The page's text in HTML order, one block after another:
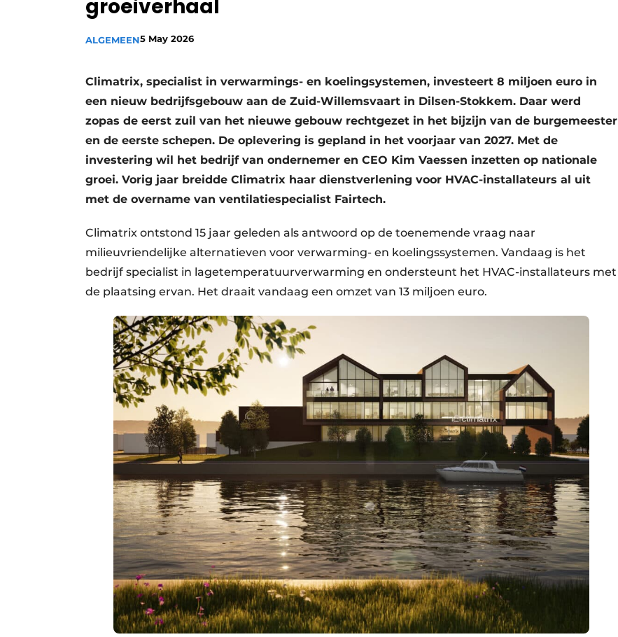
Vacature aanmelden
Vacatures
Aanmelden
Bedrijven
Contact
groeiverhaal
ALGEMEEN5 May 2026
Climatrix, specialist in verwarmings- en koelingsystemen, investeert 8 miljoen euro in
een nieuw bedrijfsgebouw aan de Zuid-Willemsvaart in Dilsen-Stokkem. Daar werd
zopas de eerst zuil van het nieuwe gebouw rechtgezet in het bijzijn van de burgemeester
en de eerste schepen. De oplevering is gepland in het voorjaar van 2027. Met de
investering wil het bedrijf van ondernemer en CEO Kim Vaessen inzetten op nationale
groei. Vorig jaar breidde Climatrix haar dienstverlening voor HVAC-installateurs al uit
met de overname van ventilatiespecialist Fairtech.
Climatrix ontstond 15 jaar geleden als antwoord op de toenemende vraag naar
milieuvriendelijke alternatieven voor verwarming- en koelingssystemen. Vandaag is het
bedrijf specialist in lagetemperatuurverwarming en ondersteunt het HVAC-installateurs met
de plaatsing ervan. Het draait vandaag een omzet van 13 miljoen euro.